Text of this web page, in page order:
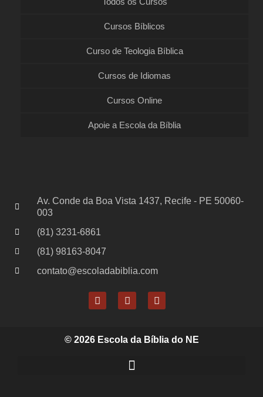
Av. Conde da Boa Vista 1437, Recife - PE 50060-
003
(81) 3231-6861
(81) 98163-8047
contato@escoladabiblia.com
Cursos Bíblicos
Curso de Teologia Bíblica
Cursos de Idiomas
Cursos Online
Apoie a Escola da Bíblia
© 2026 Escola da Bíblia do NE